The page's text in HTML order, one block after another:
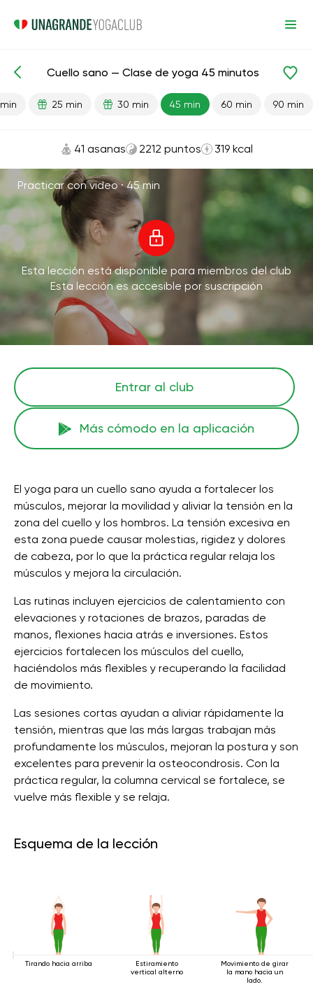
Lecciones preparadas Cabeza Cuello
Cuello sano — Clase de yoga 45 minutos
25 min 30 min 45 min 60 min 90 min
41 asanas 2212 puntos 319 kcal
Practicar con video ·45 min
Esta lección está disponible para miembros del club
Esta lección es accesible por suscripción
Entrar al club
Más cómodo en la aplicación
El yoga para un cuello sano ayuda a fortalecer los
músculos, mejorar la movilidad y aliviar la tensión en la
zona del cuello y los hombros. La tensión excesiva en
esta zona puede causar molestias, rigidez y dolores
de cabeza, por lo que la práctica regular relaja los
músculos y mejora la circulación.
Las rutinas incluyen ejercicios de calentamiento con
elevaciones y rotaciones de brazos, paradas de
manos, flexiones hacia atrás e inversiones. Estos
ejercicios fortalecen los músculos del cuello,
haciéndolos más flexibles y recuperando la facilidad
de movimiento.
Las sesiones cortas ayudan a aliviar rápidamente la
tensión, mientras que las más largas trabajan más
profundamente los músculos, mejoran la postura y son
excelentes para prevenir la osteocondrosis. Con la
práctica regular, la columna cervical se fortalece, se
vuelve más flexible y se relaja.
Esquema de la lección
Tirando hacia arriba
Estiramiento
vertical alterno
Movimiento de girar
la mano hacia un
lado.